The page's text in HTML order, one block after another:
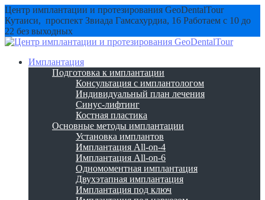
Центр имплантации и протезирования GeoDentalTour
Кутаиси, проспект Звиада Гамсахурдиа, 16 Работаем с 10 до
22 без выходных
Имплантация
Подготовка к имплантации
Консультация с имплантологом
Индивидуальный план лечения
Синус-лифтинг
Костная пластика
Основные методы имплантации
Установка имплантов
Имплантация All-on-4
Имплантация All-on-6
Одномоментная имплантация
Двухэтапная имплантация
Имплантация под ключ